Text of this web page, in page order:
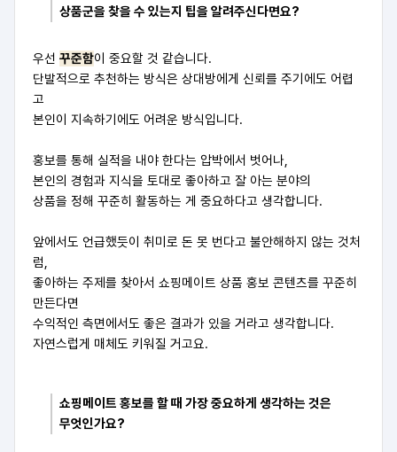
상품군을 찾을 수 있는지 팁을 알려주신다면요?
우선 꾸준함이 중요할 것 같습니다.
단발적으로 추천하는 방식은 상대방에게 신뢰를 주기에도 어렵
고
본인이 지속하기에도 어려운 방식입니다.
홍보를 통해 실적을 내야 한다는 압박에서 벗어나,
본인의 경험과 지식을 토대로 좋아하고 잘 아는 분야의
상품을 정해 꾸준히 활동하는 게 중요하다고 생각합니다.
앞에서도 언급했듯이 취미로 돈 못 번다고 불안해하지 않는 것처
럼,
좋아하는 주제를 찾아서 쇼핑메이트 상품 홍보 콘텐츠를 꾸준히
만든다면
수익적인 측면에서도 좋은 결과가 있을 거라고 생각합니다.
자연스럽게 매체도 키워질 거고요.
쇼핑메이트 홍보를 할 때 가장 중요하게 생각하는 것은
무엇인가요?